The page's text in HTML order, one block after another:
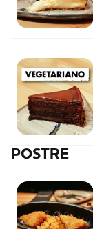
POSTRE